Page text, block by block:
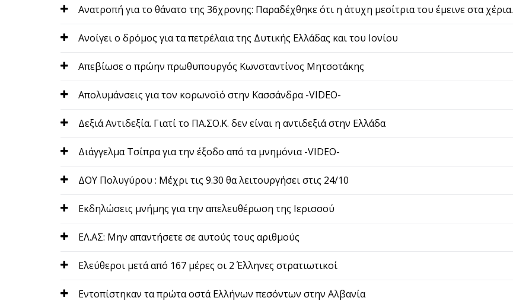
Ανατροπή για το θάνατο της 36χρονης: Παραδέχθηκε ότι η άτυχη μεσίτρια του έμεινε στα χέρια.
Ανοίγει ο δρόμος για τα πετρέλαια της Δυτικής Ελλάδας και του Ιονίου
Απεβίωσε ο πρώην πρωθυπουργός Κωνσταντίνος Μητσοτάκης
Απολυμάνσεις για τον κορωνοϊό στην Κασσάνδρα -VIDEO-
Δεξιά Αντιδεξία. Γιατί το ΠΑ.ΣΟ.Κ. δεν είναι η αντιδεξιά στην Ελλάδα
Διάγγελμα Τσίπρα για την έξοδο από τα μνημόνια -VIDEO-
ΔΟΥ Πολυγύρου : Μέχρι τις 9.30 θα λειτουργήσει στις 24/10
Εκδηλώσεις μνήμης για την απελευθέρωση της Ιερισσού
ΕΛ.ΑΣ: Μην απαντήσετε σε αυτούς τους αριθμούς
Ελεύθεροι μετά από 167 μέρες οι 2 Έλληνες στρατιωτικοί
Εντοπίστηκαν τα πρώτα οστά Ελλήνων πεσόντων στην Αλβανία